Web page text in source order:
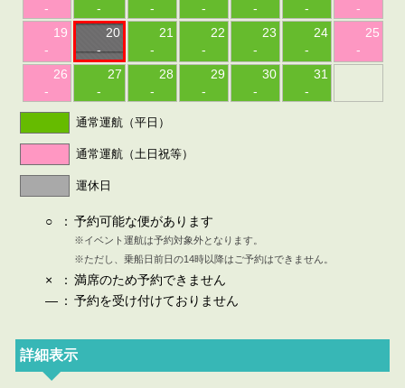
-
-
-
-
-
-
-
19
-
20
-
21
-
22
-
23
-
24
-
25
-
26
-
27
-
28
-
29
-
30
-
31
-
通常運航（平日）
通常運航（土日祝等）
運休日
○ ： 予約可能な便があります
※イベント運航は予約対象外となります。
※ただし、乗船日前日の14時以降はご予約はできません。
× ： 満席のため予約できません
— ： 予約を受け付けておりません
詳細表示